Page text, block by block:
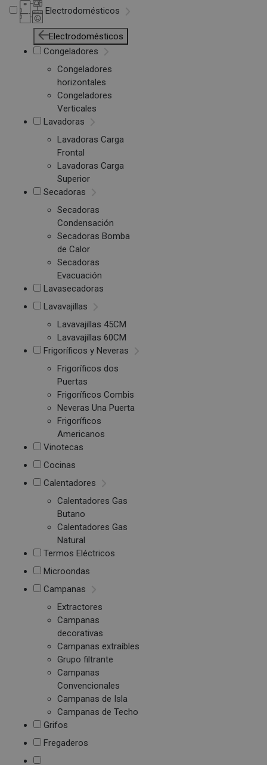
Electrodomésticos
Electrodomésticos
Congeladores
Congeladores
horizontales
Congeladores
Verticales
Lavadoras
Lavadoras Carga
Frontal
Lavadoras Carga
Superior
Secadoras
Secadoras
Condensación
Secadoras Bomba
de Calor
Secadoras
Evacuación
Lavasecadoras
Lavavajillas
Lavavajillas 45CM
Lavavajillas 60CM
Frigoríficos y Neveras
Frigoríficos dos
Puertas
Frigoríficos Combis
Neveras Una Puerta
Frigoríficos
Americanos
Vinotecas
Cocinas
Calentadores
Calentadores Gas
Butano
Calentadores Gas
Natural
Termos Eléctricos
Microondas
Campanas
Extractores
Campanas
decorativas
Campanas extraíbles
Grupo filtrante
Campanas
Convencionales
Campanas de Isla
Campanas de Techo
Grifos
Fregaderos